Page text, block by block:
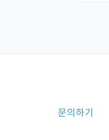
문의하기